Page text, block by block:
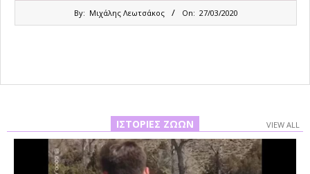
By: Μιχάλης Λεωτσάκος On: 27/03/2020
ΙΣΤΟΡΊΕΣ ΖΏΩΝ VIEW ALL